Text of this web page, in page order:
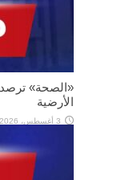
«الصحة» ترصد
الأرضية
3 أغسطس، 2026